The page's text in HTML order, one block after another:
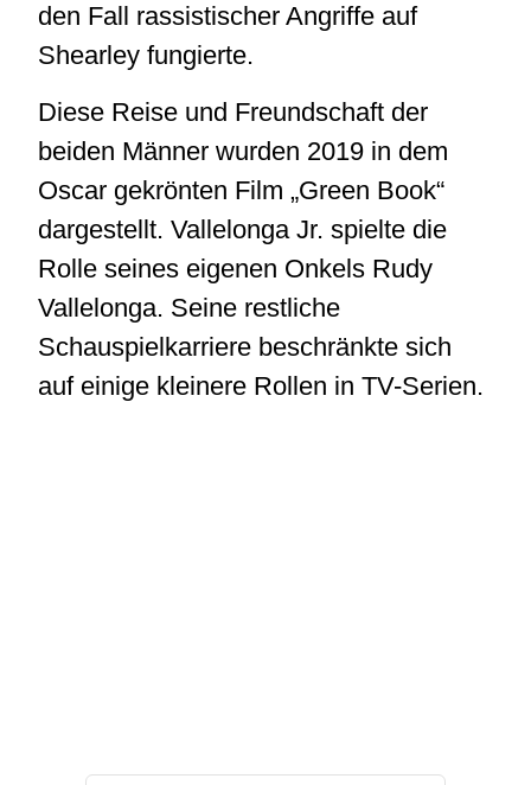
den Fall rassistischer Angriffe auf
Shearley fungierte.
Diese Reise und Freundschaft der
beiden Männer wurden 2019 in dem
Oscar gekrönten Film „Green Book“
dargestellt. Vallelonga Jr. spielte die
Rolle seines eigenen Onkels Rudy
Vallelonga. Seine restliche
Schauspielkarriere beschränkte sich
auf einige kleinere Rollen in TV-Serien.